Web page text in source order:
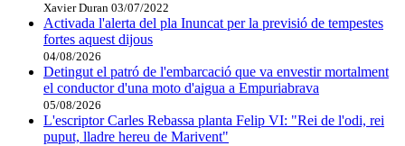
Xavier Duran 03/07/2022
Activada l'alerta del pla Inuncat per la previsió de tempestes
fortes aquest dijous
04/08/2026
Detingut el patró de l'embarcació que va envestir mortalment
el conductor d'una moto d'aigua a Empuriabrava
05/08/2026
L'escriptor Carles Rebassa planta Felip VI: "Rei de l'odi, rei
puput, lladre hereu de Marivent"